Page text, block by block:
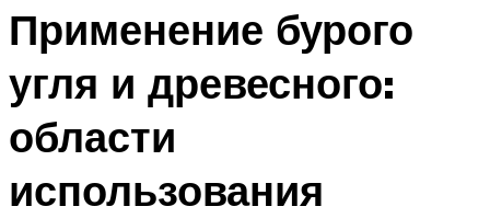
Применение бурого
угля и древесного:
области
использования